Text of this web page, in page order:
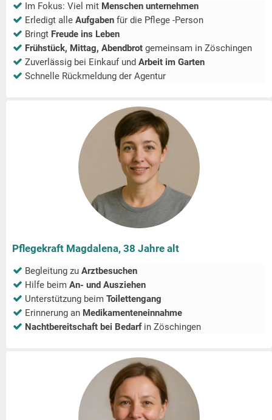
Im Fokus: Viel mit Menschen unternehmen
Erledigt alle Aufgaben für die Pflege -Person
Bringt Freude ins Leben
Frühstück, Mittag, Abendbrot gemeinsam in Zöschingen
Zuverlässig bei Einkauf und Arbeit im Garten
Schnelle Rückmeldung der Agentur
Pflegekraft Magdalena, 38 Jahre alt
Begleitung zu Arztbesuchen
Hilfe beim An- und Ausziehen
Unterstützung beim Toilettengang
Erinnerung an Medikamenteneinnahme
Nachtbereitschaft bei Bedarfin Zöschingen